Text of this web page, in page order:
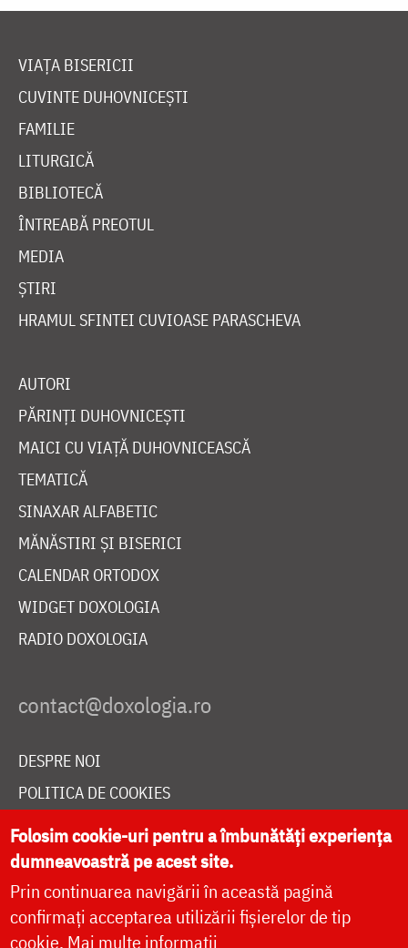
VIAȚA BISERICII
CUVINTE DUHOVNICEȘTI
FAMILIE
LITURGICĂ
BIBLIOTECĂ
ÎNTREABĂ PREOTUL
MEDIA
ȘTIRI
HRAMUL SFINTEI CUVIOASE PARASCHEVA
AUTORI
PĂRINȚI DUHOVNICEȘTI
MAICI CU VIAȚĂ DUHOVNICEASCĂ
TEMATICĂ
SINAXAR ALFABETIC
MĂNĂSTIRI ȘI BISERICI
CALENDAR ORTODOX
WIDGET DOXOLOGIA
RADIO DOXOLOGIA
DESPRE NOI
POLITICA DE COOKIES
DONEAZĂ ONLINE PENTRU CATEDRALA NAȚIONALĂ
LIVE
Folosim cookie-uri pentru a îmbunătăți experiența
dumneavoastră pe acest site.
Prin continuarea navigării în această pagină
confirmați acceptarea utilizării fișierelor de tip
cookie. Mai multe informații